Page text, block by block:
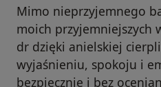
Mimo nieprzyjemnego
moich przyjemniejszych
dr dzięki anielskiej
wyjaśnieniu, spokoju i
bezpiecznie i bez